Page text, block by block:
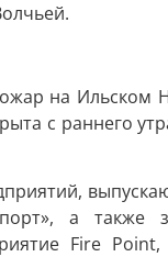
на Ильском
с раннего
а
Fire